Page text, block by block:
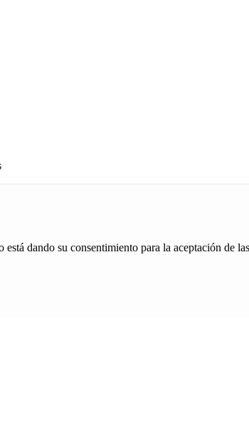
dando su consentimiento para la aceptación de